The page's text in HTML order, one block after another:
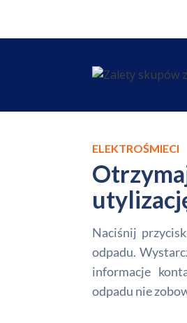
ELEKTROŚMIECI
Naciśnij
odpadu.
informacje
odpadu nie